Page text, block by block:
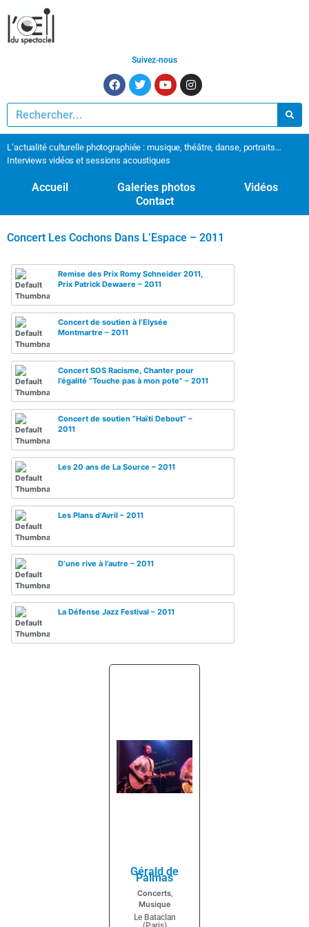
Suivez-nous
L’actualité culturelle photographiée : musique, théâtre, danse, portraits…
Interviews vidéos et sessions acoustiques
Accueil Galeries photos
Vidéos
Contact
Concert Les Cochons Dans L’Espace – 2011
Remise des Prix Romy Schneider 2011,
Prix Patrick Dewaere – 2011
Concert de soutien à l’Elysée
Montmartre – 2011
Concert SOS Racisme, Chanter pour
l’égalité “Touche pas à mon pote” – 2011
Concert de soutien “Haïti Debout” –
2011
Les 20 ans de La Source – 2011
Les Plans d’Avril – 2011
D’une rive à l’autre – 2011
La Défense Jazz Festival – 2011
Gérald de
Palmas
Concerts,
Musique
Le Bataclan